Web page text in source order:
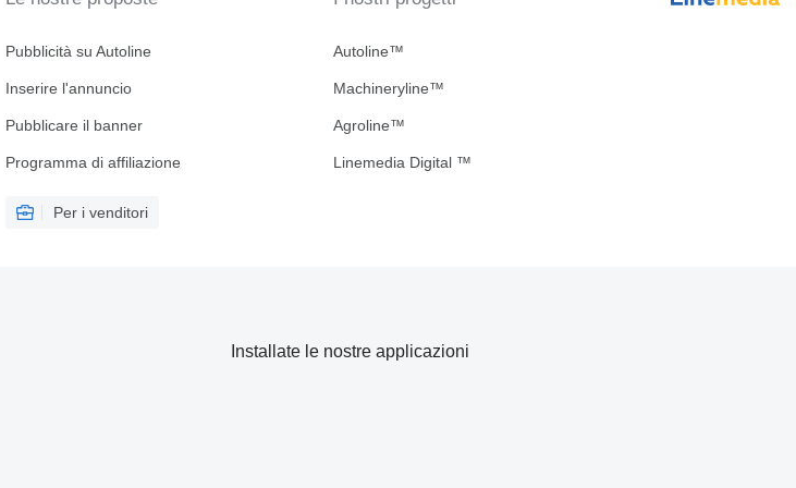
Pubblicità su Autoline
Inserire l'annuncio
Pubblicare il banner
Programma di affiliazione
Per i venditori
Autoline™
Machineryline™
Agroline™
Linemedia Digital ™
Installate le nostre applicazioni